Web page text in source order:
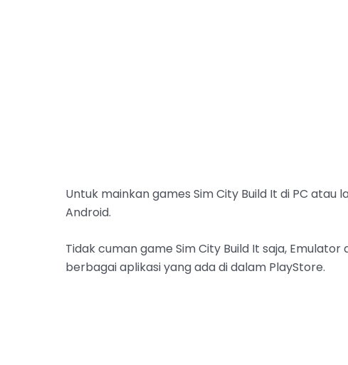
Untuk mainkan games Sim City Build It di PC
Android.
Tidak cuman game Sim City Build It saja,
berbagai aplikasi yang ada di dalam PlayStore.